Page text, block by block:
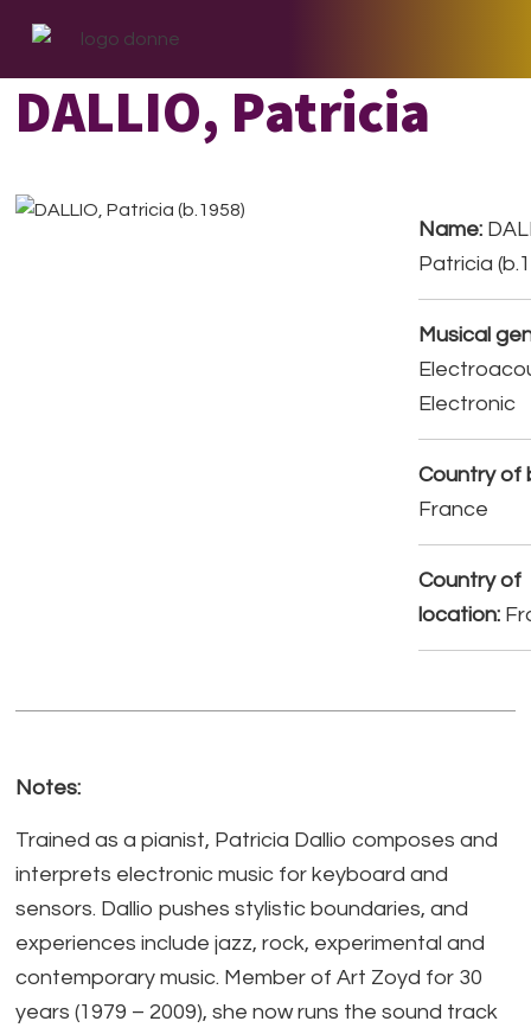
primary
navigation
main
content
footer
DALLIO, Patricia
Name:
Patricia
Musical
Electronic
Country of
France
Country of
location:
Notes:
Trained as a pianist, Patricia Dallio composes and
interprets electronic music for keyboard and
sensors. Dallio pushes stylistic boundaries, and
experiences include jazz, rock, experimental and
contemporary music. Member of Art Zoyd for 30
years (1979 – 2009), she now runs the sound track